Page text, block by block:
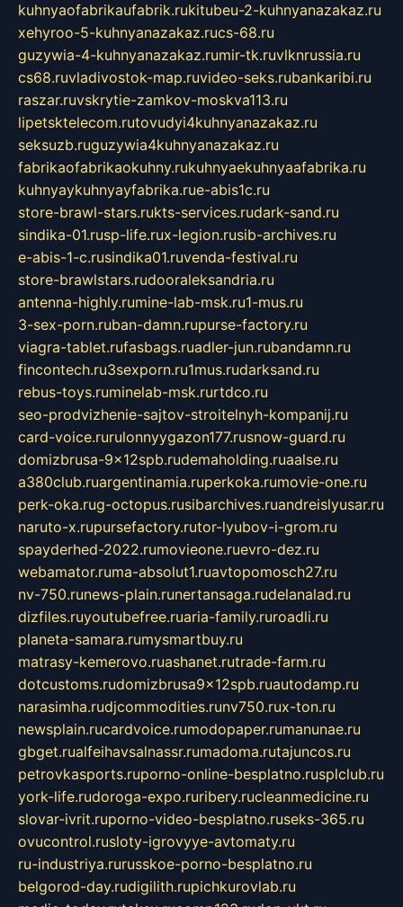
kuhnyaofabrikaufabrik.rukitubeu-2-kuhnyanazakaz.ru
xehyroo-5-kuhnyanazakaz.rucs-68.ru
guzywia-4-kuhnyanazakaz.rumir-tk.ruvlknrussia.ru
cs68.ruvladivostok-map.ruvideo-seks.rubankaribi.ru
raszar.ruvskrytie-zamkov-moskva113.ru
lipetsktelecom.rutovudyi4kuhnyanazakaz.ru
seksuzb.ruguzywia4kuhnyanazakaz.ru
fabrikaofabrikaokuhny.rukuhnyaekuhnyaafabrika.ru
kuhnyaykuhnyayfabrika.rue-abis1c.ru
store-brawl-stars.rukts-services.rudark-sand.ru
sindika-01.rusp-life.rux-legion.rusib-archives.ru
e-abis-1-c.rusindika01.ruvenda-festival.ru
store-brawlstars.rudooraleksandria.ru
antenna-highly.rumine-lab-msk.ru1-mus.ru
3-sex-porn.ruban-damn.rupurse-factory.ru
viagra-tablet.rufasbags.ruadler-jun.rubandamn.ru
fincontech.ru3sexporn.ru1mus.rudarksand.ru
rebus-toys.ruminelab-msk.rurtdco.ru
seo-prodvizhenie-sajtov-stroitelnyh-kompanij.ru
card-voice.rurulonnyygazon177.rusnow-guard.ru
domizbrusa-9x12spb.rudemaholding.ruaalse.ru
a380club.ruargentinamia.ruperkoka.rumovie-one.ru
perk-oka.rug-octopus.rusibarchives.ruandreislyusar.ru
naruto-x.rupursefactory.rutor-lyubov-i-grom.ru
spayderhed-2022.rumovieone.ruevro-dez.ru
webamator.ruma-absolut1.ruavtopomosch27.ru
nv-750.runews-plain.runertansaga.rudelanalad.ru
dizfiles.ruyoutubefree.ruaria-family.ruroadli.ru
planeta-samara.rumysmartbuy.ru
matrasy-kemerovo.ruashanet.rutrade-farm.ru
dotcustoms.rudomizbrusa9x12spb.ruautodamp.ru
narasimha.rudjcommodities.runv750.rux-ton.ru
newsplain.rucardvoice.rumodopaper.rumanunae.ru
gbget.rualfeihavsalnassr.rumadoma.rutajuncos.ru
petrovkasports.ruporno-online-besplatno.rusplclub.ru
york-life.rudoroga-expo.ruribery.rucleanmedicine.ru
slovar-ivrit.ruporno-video-besplatno.ruseks-365.ru
ovucontrol.rusloty-igrovyye-avtomaty.ru
ru-industriya.rurusskoe-porno-besplatno.ru
belgorod-day.rudigilith.rupichkurovlab.ru